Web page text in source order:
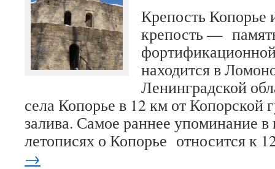
Крепость Копорье
крепость —
находится в
Ленинградской
села Копорье в 12 км от Копорской
залива. Самое раннее упоминание в
летописях о Копорье относится к
→